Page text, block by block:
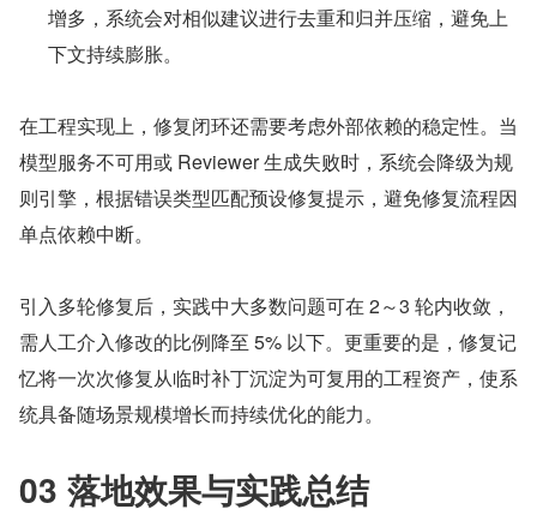
增多，系统会对相似建议进行去重和归并压缩，避免上
下文持续膨胀。
在工程实现上，修复闭环还需要考虑外部依赖的稳定性。当
模型服务不可用或 Reviewer 生成失败时，系统会降级为规
则引擎，根据错误类型匹配预设修复提示，避免修复流程因
单点依赖中断。
引入多轮修复后，实践中大多数问题可在 2～3 轮内收敛，
需人工介入修改的比例降至 5% 以下。更重要的是，修复记
忆将一次次修复从临时补丁沉淀为可复用的工程资产，使系
统具备随场景规模增长而持续优化的能力。
03 落地效果与实践总结